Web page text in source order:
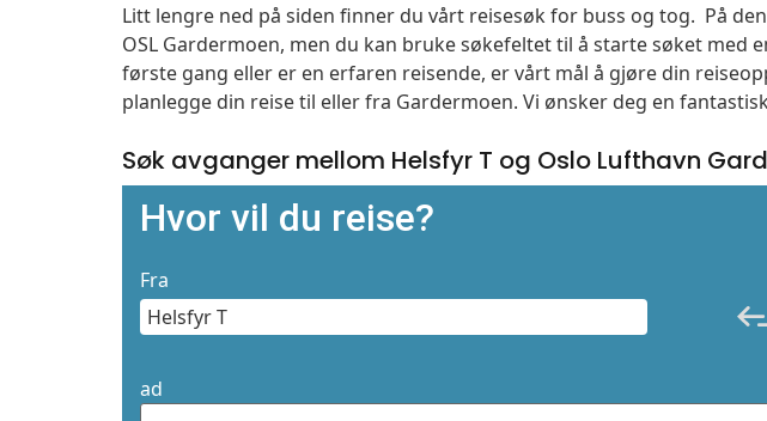
Litt lengre ned på siden finner du vårt reisesøk for buss og tog. På
OSL Gardermoen, men du kan bruke søkefeltet til å starte søket
første gang eller er en erfaren reisende, er vårt mål å gjøre din
planlegge din reise til eller fra Gardermoen. Vi ønsker deg en
Søk avganger mellom Helsfyr T og Oslo Lufthavn
Hvor vil du reise?
Fra
ad